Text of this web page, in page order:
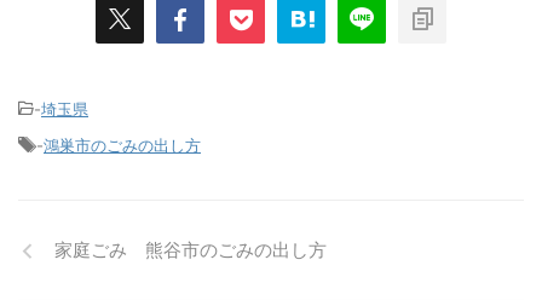
-埼玉県
-鴻巣市のごみの出し方
家庭ごみ 熊谷市のごみの出し方